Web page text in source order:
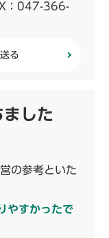
：047-366-
る
した
の参考といた
やすかったで